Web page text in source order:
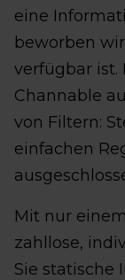
eine
beworben
verfügbar ist.
Channable
von Filtern:
einfachen
Mit nur
zahllose,
Sie statische